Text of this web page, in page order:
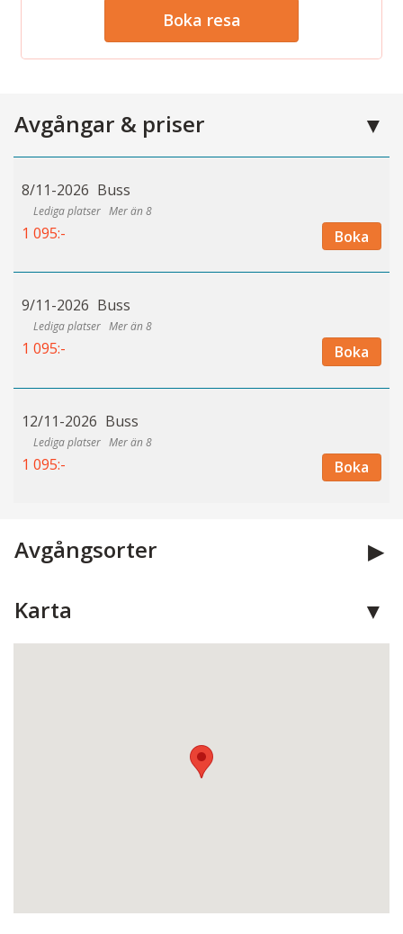
Boka resa
Avgångar & priser
8/11-2026 Buss
Mer än 8
1 095:- Boka
9/11-2026 Buss
Mer än 8
1 095:- Boka
12/11-2026 Buss
Mer än 8
1 095:- Boka
Avgångsorter
Karta